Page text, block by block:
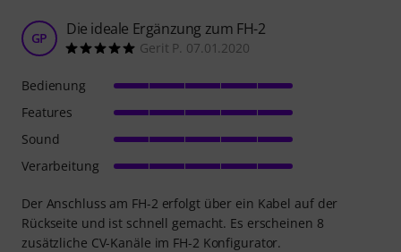
GP Die ideale Ergänzung zum FH-2
Gerit P. 07.01.2020
Der Anschluss am FH-2 erfolgt über ein Kabel auf der
Rückseite und ist schnell gemacht. Es erscheinen 8
zusätzliche CV-Kanäle im FH-2 Konfigurator.
Bedienung
Features
Sound
Verarbeitung